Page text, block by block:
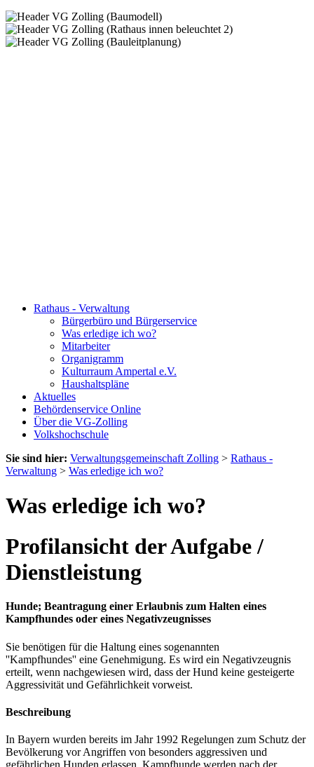
Rathaus - Verwaltung
Bürgerbüro und Bürgerservice
Was erledige ich wo?
Mitarbeiter
Organigramm
Kulturraum Ampertal e.V.
Haushaltspläne
Aktuelles
Behördenservice Online
Über die VG-Zolling
Volkshochschule
Sie sind hier: Verwaltungsgemeinschaft Zolling > Rathaus -
Verwaltung > Was erledige ich wo?
Was erledige ich wo?
Profilansicht der Aufgabe /
Dienstleistung
Hunde; Beantragung einer Erlaubnis zum Halten eines
Kampfhundes oder eines Negativzeugnisses
Sie benötigen für die Haltung eines sogenannten
''Kampfhundes'' eine Genehmigung. Es wird ein Negativzeugnis
erteilt, wenn nachgewiesen wird, dass der Hund keine gesteigerte
Aggressivität und Gefährlichkeit vorweist.
Beschreibung
In Bayern wurden bereits im Jahr 1992 Regelungen zum Schutz der
Bevölkerung vor Angriffen von besonders aggressiven und